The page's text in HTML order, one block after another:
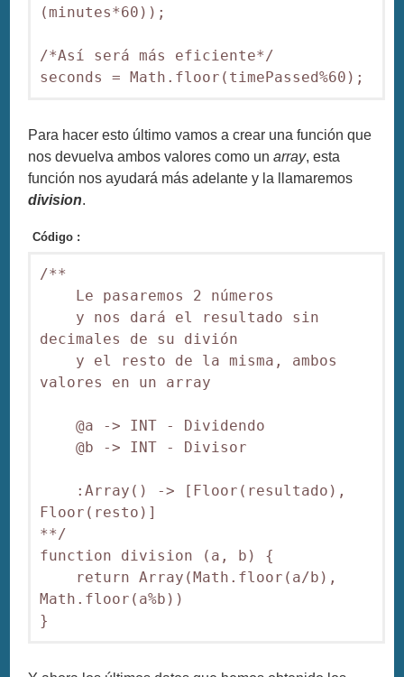
(minutes*60));
/*Así será más eficiente*/
seconds = Math.floor(timePassed%60);
Para hacer esto último vamos a crear una función que
nos devuelva ambos valores como unarray, esta
función nos ayudará más adelante y la llamaremos
division.
Código :
/**
Le pasaremos 2 números
y nos dará el resultado sin
decimales de su divión
y el resto de la misma, ambos
valores en un array
@a -> INT - Dividendo
@b -> INT - Divisor
:Array() -> [Floor(resultado),
Floor(resto)]
**/
function division (a, b) {
return Array(Math.floor(a/b),
Math.floor(a%b))
}